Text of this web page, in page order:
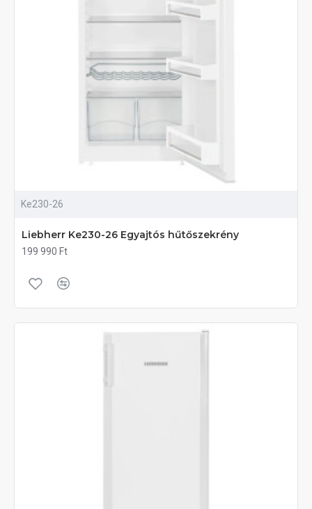
Ke230-26
Liebherr Ke230-26 Egyajtós hűtőszekrény
199 990 Ft